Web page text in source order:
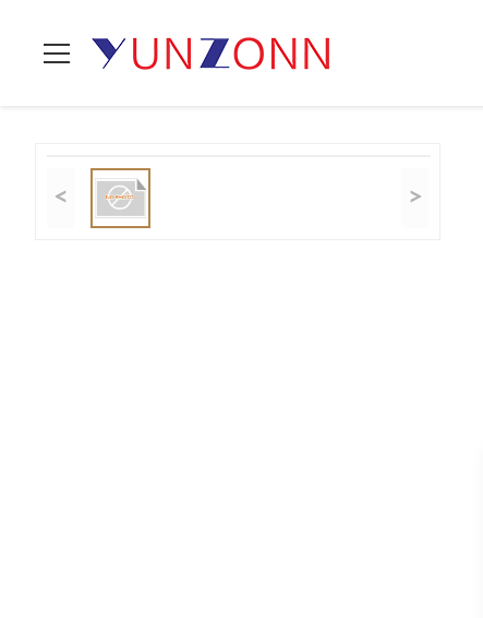
< >